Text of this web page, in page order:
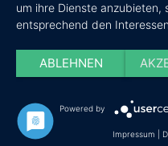
um ihre Dienste
entsprechend den
ABLEHNEN
Powered by
Impressum